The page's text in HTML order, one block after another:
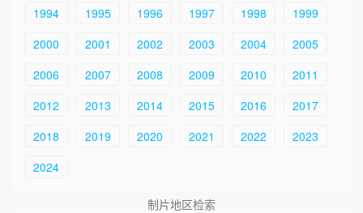
1994
1995 1996 1997 1998
1999
2000
2001 2002 2003 2004
2005
2006
2007 2008 2009 2010
2011
2012
2013 2014 2015 2016
2017
2018
2019 2020 2021 2022
2023
2024
制片地区检索